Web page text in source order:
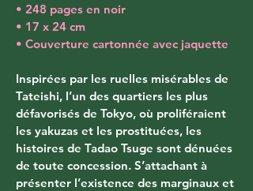
• 248 pages en noir
• 17 x 24 cm
• Couverture cartonnée avec jaquette
Inspirées par les ruelles misérables de
Tateishi, l’un des quartiers les plus
défavorisés de Tokyo, où proliféraient
les yakuzas et les prostituées, les
histoires de Tadao Tsuge sont dénuées
de toute concession. S’attachant à
présenter l’existence des marginaux et